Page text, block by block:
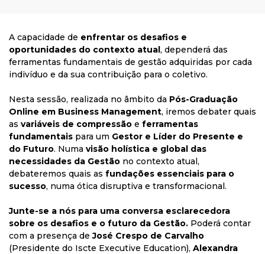
A capacidade de enfrentar os desafios e
oportunidades do contexto atual, dependerá das
ferramentas fundamentais de gestão adquiridas por cada
indivíduo e da sua contribuição para o coletivo.
Nesta sessão, realizada no âmbito da Pós-Graduação
Online em Business Management, iremos debater quais
as variáveis de compressão e ferramentas
fundamentais para um Gestor e Líder do Presente e
do Futuro. Numa visão holística e global das
necessidades da Gestão no contexto atual,
debateremos quais as fundações essenciais para o
sucesso, numa ótica disruptiva e transformacional.
Junte-se a nós para uma conversa esclarecedora
sobre os desafios e o futuro da Gestão. Poderá contar
com a presença deJosé Crespo de Carvalho
(Presidente do Iscte Executive Education), Alexandra